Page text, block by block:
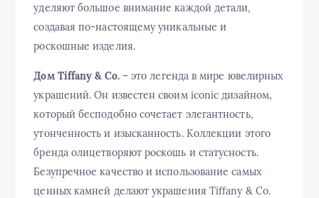
уделяют большое внимание каждой детали,
создавая по-настоящему уникальные и
роскошные изделия.
Дом Tiffany & Co.– это легенда в мире ювелирных
украшений. Он известен своим iconic дизайном,
который бесподобно сочетает элегантность,
утонченность и изысканность. Коллекции этого
бренда олицетворяют роскошь и статусность.
Безупречное качество и использование самых
ценных камней делают украшения Tiffany & Co.